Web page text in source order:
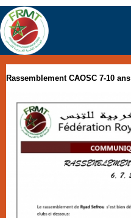
Rassemblement CAOSC 7-10 ans